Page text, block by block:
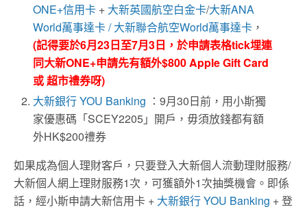
ONE+信用卡 + 大新英國航空白金卡/大新ANA
World萬事達卡 /大新聯合航空World萬事達卡 ，
(記得要於6月23日至7月3日，於申請表格tick埋連
同大新ONE+申請先有額外$800 Apple Gift Card
或 超市禮券呀)
大新銀行 YOU Banking ：9月30日前，用小斯獨
家優惠碼「SCEY2205」開戶，毋須放錢都有額
外HK$200禮券
如果成為個人理財客戶，只要登入大新個人流動理財服務/
大新個人網上理財服務1次，可獲額外1次抽獎機會。即係
話，經小斯申請大新信用卡 + 大新銀行 YOU Banking + 登